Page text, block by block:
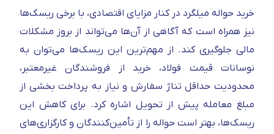
خرید حواله میلگرد در کنار مزایای اقتصادی، با برخی ریسک‌ها
نیز همراه است که آگاهی از آن‌ها می‌تواند از بروز مشکلات
مالی جلوگیری کند. از مهم‌ترین این ریسک‌ها می‌توان به
نوسانات قیمت فولاد، خرید از فروشندگان غیرمعتبر،
محدودیت حداقل تناژ سفارش و نیاز به پرداخت بخشی از
مبلغ معامله پیش از تحویل اشاره کرد. برای کاهش این
ریسک‌ها، بهتر است حواله را از تأمین‌کنندگان و کارگزاری‌های